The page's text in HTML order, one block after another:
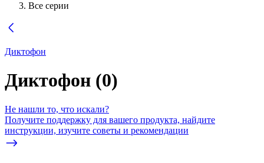
Все серии
Диктофон
Диктофон (0)
Не нашли то, что искали?
Получите поддержку для вашего продукта, найдите
инструкции, изучите советы и рекомендации